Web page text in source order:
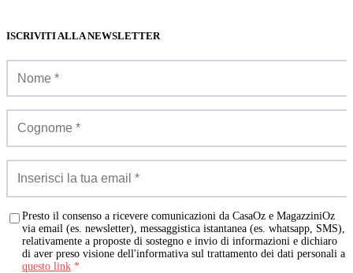
ISCRIVITI ALLA NEWSLETTER
Presto il consenso a ricevere comunicazioni da CasaOz e MagazziniOz
via email (es. newsletter), messaggistica istantanea (es. whatsapp, SMS),
relativamente a proposte di sostegno e invio di informazioni e dichiaro
di aver preso visione dell'informativa sul trattamento dei dati personali a
questo link *